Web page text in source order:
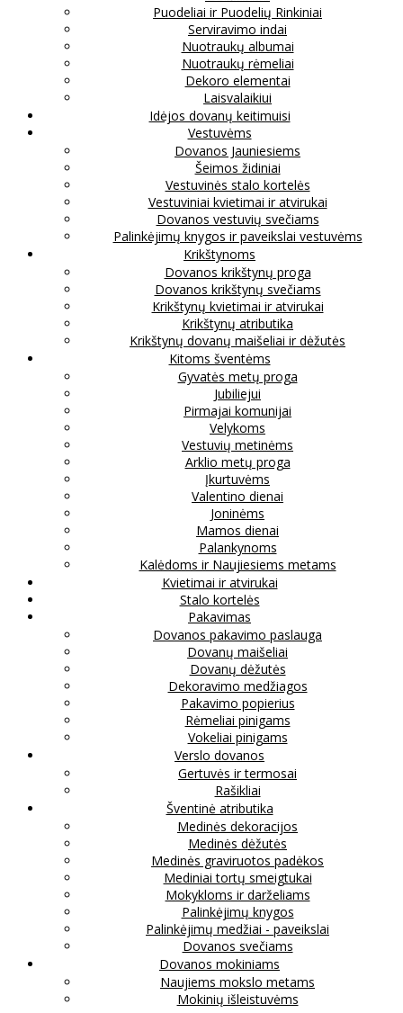
Puodeliai ir Puodelių Rinkiniai
Serviravimo indai
Nuotraukų albumai
Nuotraukų rėmeliai
Dekoro elementai
Laisvalaikiui
Idėjos dovanų keitimuisi
Vestuvėms
Dovanos Jauniesiems
Šeimos židiniai
Vestuvinės stalo kortelės
Vestuviniai kvietimai ir atvirukai
Dovanos vestuvių svečiams
Palinkėjimų knygos ir paveikslai vestuvėms
Krikštynoms
Dovanos krikštynų proga
Dovanos krikštynų svečiams
Krikštynų kvietimai ir atvirukai
Krikštynų atributika
Krikštynų dovanų maišeliai ir dėžutės
Kitoms šventėms
Gyvatės metų proga
Jubiliejui
Pirmajai komunijai
Velykoms
Vestuvių metinėms
Arklio metų proga
Įkurtuvėms
Valentino dienai
Joninėms
Mamos dienai
Palankynoms
Kalėdoms ir Naujiesiems metams
Kvietimai ir atvirukai
Stalo kortelės
Pakavimas
Dovanos pakavimo paslauga
Dovanų maišeliai
Dovanų dėžutės
Dekoravimo medžiagos
Pakavimo popierius
Rėmeliai pinigams
Vokeliai pinigams
Verslo dovanos
Gertuvės ir termosai
Rašikliai
Šventinė atributika
Medinės dekoracijos
Medinės dėžutės
Medinės graviruotos padėkos
Mediniai tortų smeigtukai
Mokykloms ir darželiams
Palinkėjimų knygos
Palinkėjimų medžiai - paveikslai
Dovanos svečiams
Dovanos mokiniams
Naujiems mokslo metams
Mokinių išleistuvėms